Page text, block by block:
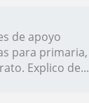
de apoyo
para primaria,
Explico de...